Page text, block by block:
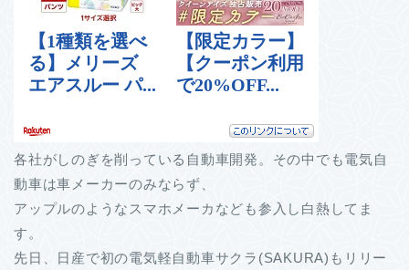
各社がしのぎを削っている自動車開発。その中でも電気自
動車は車メーカーのみならず、
アップルのようなスマホメーカなども参入し白熱してま
す。
先日、日産で初の電気軽自動車サクラ(SAKURA)もリリー